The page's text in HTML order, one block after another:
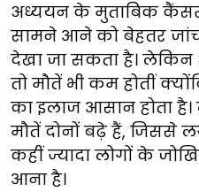
अध्ययन के मुताबिक
सामने आने को बेहतर जांच
देखा जा सकता है। लेकिन
तो मौतें भी कम होतीं
का इलाज आसान होता
मौतें दोनों बढ़े हैं, जिससे
कहीं ज्यादा लोगों के
आना है।